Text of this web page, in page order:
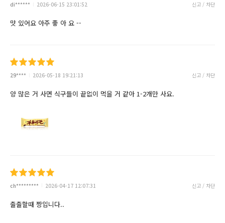
di****** 2026-06-15 23:01:52 신고 / 차단
맛 있어요 아주 좋 아 요 --
29**** 2026-05-18 19:21:13 신고 / 차단
양 많은 거 사면 식구들이 끝없이 먹을 거 같아 1-2개만 사요.
ch********* 2026-04-17 12:07:31 신고 / 차단
출출할때 짱입니다..